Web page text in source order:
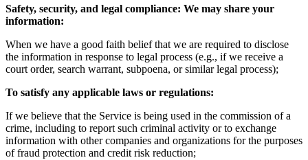
Safety, security, and legal compliance: We may share your
information:
When we have a good faith belief that we are required to disclose
the information in response to legal process (e.g., if we receive a
court order, search warrant, subpoena, or similar legal process);
To satisfy any applicable laws or regulations:
If we believe that the Service is being used in the commission of a
crime, including to report such criminal activity or to exchange
information with other companies and organizations for the purposes
of fraud protection and credit risk reduction;